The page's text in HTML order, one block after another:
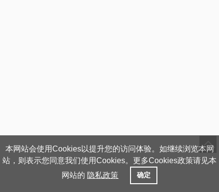
本网站会使用Cookies以提升您的访问体验。如继续浏览本网
站，则表示您同意我们使用Cookies。更多Cookies政策请见本
网站的 隐私政策 确定